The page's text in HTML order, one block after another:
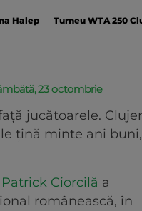
Halep
Turneu WTA 250
23 octombrie
jucătoarele.
țină minte ani buni,
Patrick Ciorcilă a
românească, în